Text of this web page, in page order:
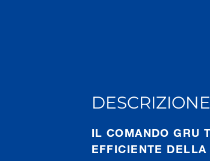
DESCRIZIONE
IL COMANDO GRU
EFFICIENTE DELLA